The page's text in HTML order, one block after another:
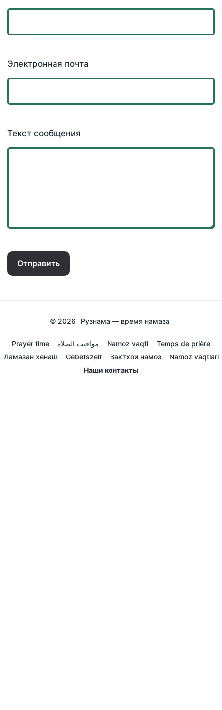
Электронная почта
Текст сообщения
Отправить
© 2026 Рузнама — время намаза
Prayer time مواقيت الصلاة Namoz vaqti
Temps de prière
Ламазан хенаш
Gebetszeit Вактхои намоз
Namoz vaqtlari
Наши контакты